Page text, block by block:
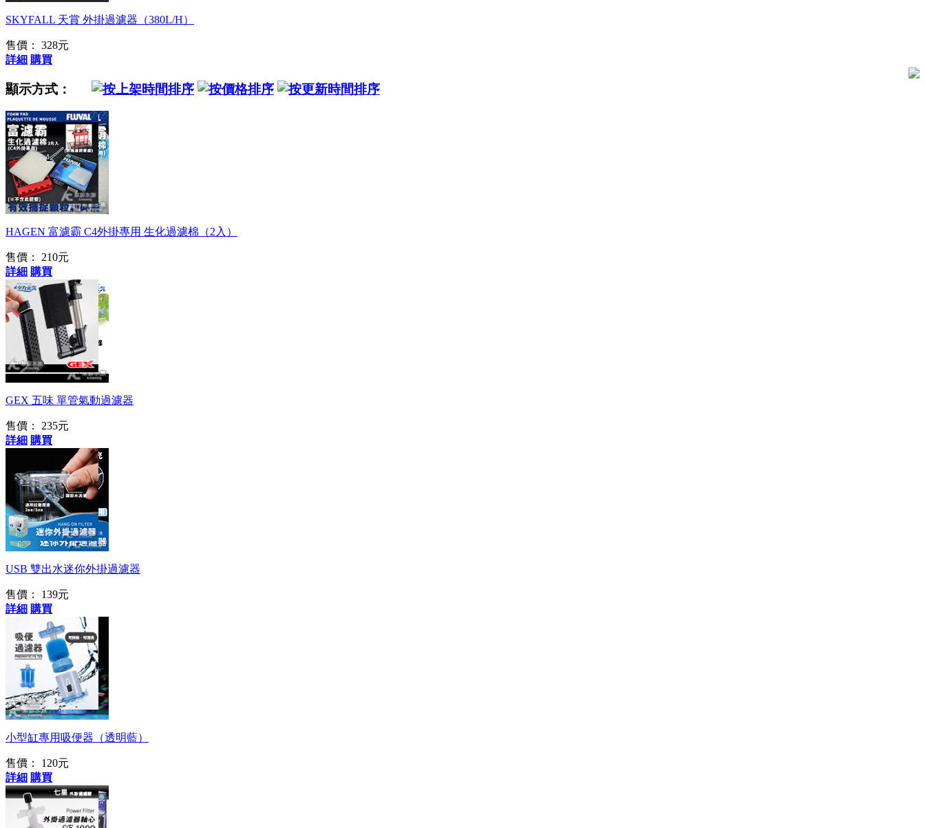
SKYFALL 天賞 外掛過濾器（380L/H）
售價： 328元
詳細 購買
顯示方式：
HAGEN外掛專用
HAGEN 富濾霸 C4外掛專用 生化過濾棉（2入）
售價：
210元
詳細 購買
180度調整使用
GEX 五味 單管氣動過濾器
售價：
235元
詳細 購買
行動電源也可供電
USB 雙出水迷你外掛過濾器
售價：
139元
詳細 購買
2022最新模具
小型缸專用吸便器（透明藍）
售價：
120元
詳細 購買